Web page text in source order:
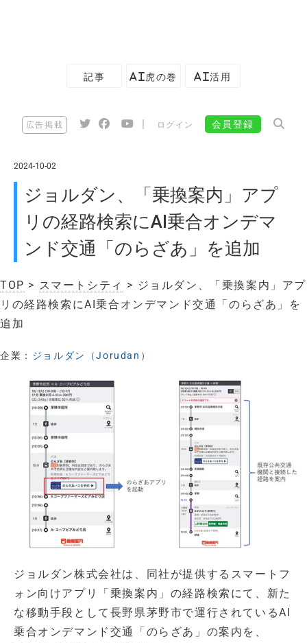
記事 AI虎の巻 AI活用
広告掲載 ログイン 会員登録
2024-10-02
ジョルダン、「乗換案内」アプ
リの経路検索にAI乗合オンデマ
ンド交通「のらざあ」を追加
TOP > スマートシティ > ジョルダン、「乗換案内」アプ
リの経路検索にAI乗合オンデマンド交通「のらざあ」を
追加
企業： ジョルダン（Jorudan）
ジョルダン株式会社は、同社が提供するスマートフ
ォン向けアプリ「乗換案内」の経路検索にて、新た
な移動手段として長野県茅野市で運行されているAI
乗合オンデマンド交通「のらざあ」の案内を、